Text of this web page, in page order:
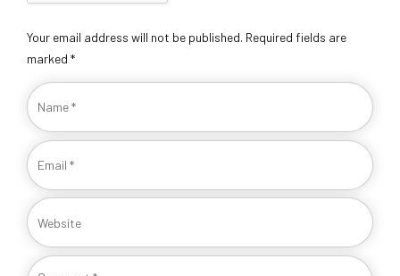
Your email address will not be published. Required fields are
marked *